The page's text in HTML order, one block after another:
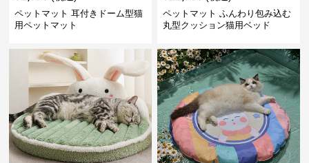
ペットマット 耳付きドーム型猫
用ペットマット
ペットマット ふんわり包み込む
丸型クッション猫用ベッド